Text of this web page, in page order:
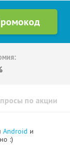
по акции
Android и
:)